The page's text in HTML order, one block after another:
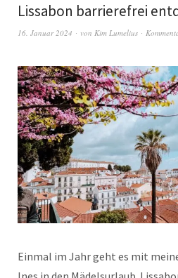
Lissabon barrierefrei
16. Januar 2024 von Kim Lumelius
Einmal im Jahr geht es mit